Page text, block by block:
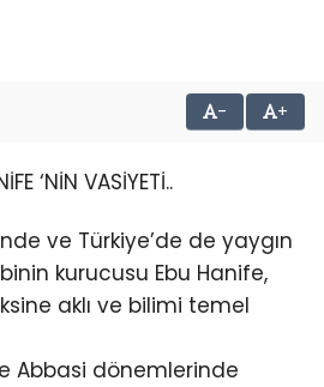
- +
‘NİN VASİYETİ..
ve Türkiye’de de yaygın
kurucusu Ebu Hanife,
aklı ve bilimi temel
Abbasi dönemlerinde